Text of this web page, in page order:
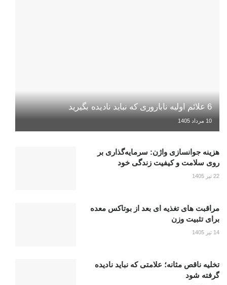
6 علائم اولیه ناباروری که نباید نادیده بگیرید
10 مرداد 1405
هزینه جوانسازی واژن: سرمایه‌گذاری بر
روی سلامت و کیفیت زندگی خود
22 تیر 1405
مراقبت های تغذیه ای بعد از بوتاکس معده
برای تثبیت وزن
14 تیر 1405
تخلیه ناقص مثانه؛ علامتی که نباید نادیده
گرفته شود